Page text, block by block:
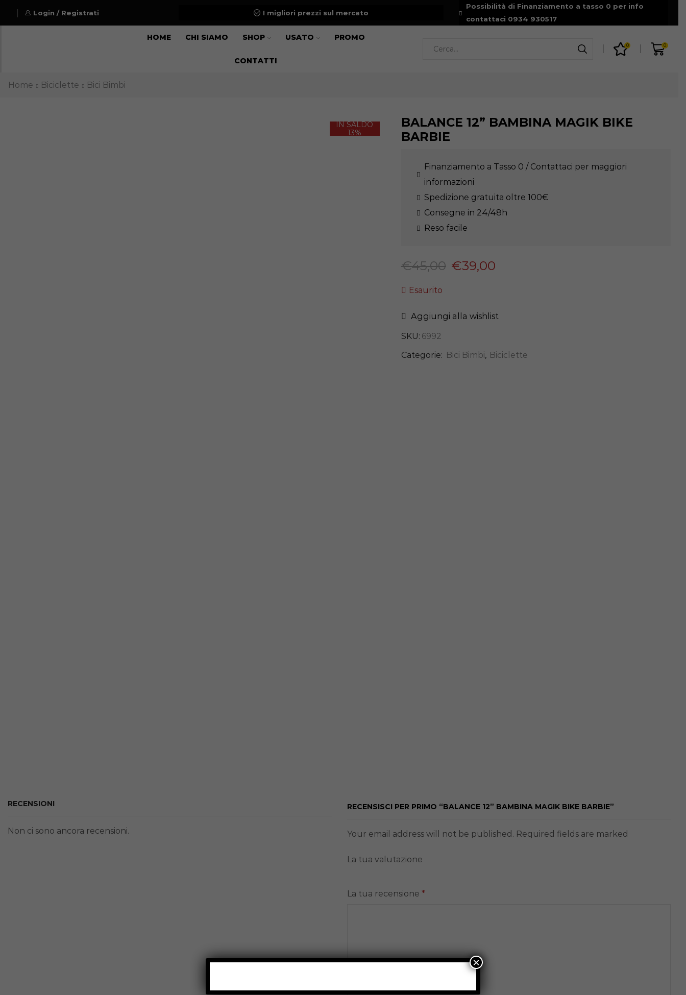
Login / Registrati I migliori prezzi sul mercato
Possibilità di Finanziamento a tasso 0 per info
contattaci 0934 930517
HOME CHI SIAMO SHOP USATO PROMO
CONTATTI
0 0
Home Biciclette Bici Bimbi
IN SALDO
13%
BALANCE 12” BAMBINA MAGIK BIKE
BARBIE
Finanziamento a Tasso 0 / Contattaci per maggiori
informazioni
Spedizione gratuita oltre 100€
Consegne in 24/48h
Reso facile
€45,00 €39,00
Esaurito
Aggiungi alla wishlist
SKU: 6992
Categorie: Bici Bimbi, Biciclette
RECENSIONI
Non ci sono ancora recensioni.
RECENSISCI PER PRIMO “BALANCE 12” BAMBINA MAGIK BIKE BARBIE”
Your email address will not be published. Required fields are marked
La tua valutazione
La tua recensione *
×